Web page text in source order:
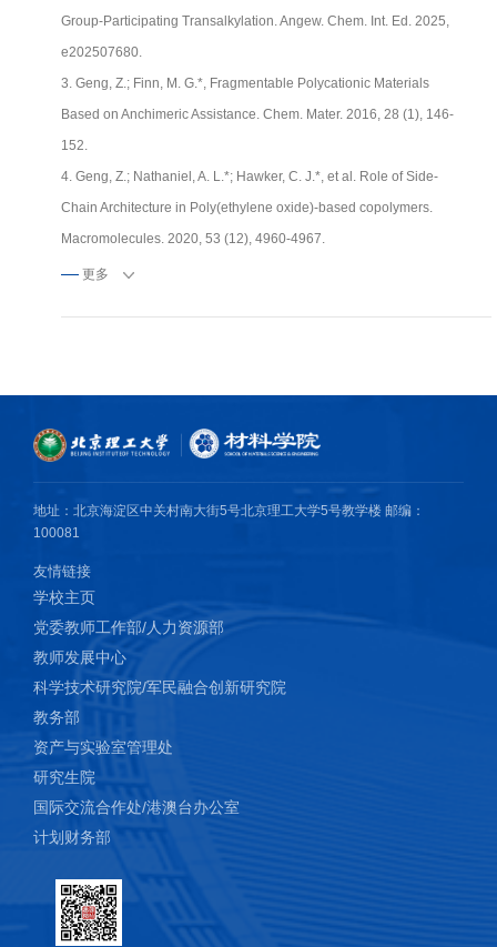
Group-Participating Transalkylation. Angew. Chem. Int. Ed. 2025,
e202507680.
3. Geng, Z.; Finn, M. G.*, Fragmentable Polycationic Materials
Based on Anchimeric Assistance. Chem. Mater. 2016, 28 (1), 146-
152.
4. Geng, Z.; Nathaniel, A. L.*; Hawker, C. J.*, et al. Role of Side-
Chain Architecture in Poly(ethylene oxide)-based copolymers.
Macromolecules. 2020, 53 (12), 4960-4967.
5. Geng, Z.; Yang, R.; Luo, Y.; Zhai, J.*, et al. Overlooked impact of
6. Luo, Y.; Geng, Z.*; He, J.*; Xia, M.; Yang, R. et al. Ultra-robust,
Self-healing Poly(urethane-urea) Elastomer with Superior Tensile
Strength and Intrinsic Flame Retardancy Enabled by Coordination
Crosslinking. ACS Appl. Mater. Interfaces. 2024, 33 (16), 43979–
43990.
更多
地址：北京海淀区中关村南大街5号北京理工大学5号教学楼 邮编：
100081
友情链接
学校主页
党委教师工作部/人力资源部
教师发展中心
科学技术研究院/军民融合创新研究院
教务部
资产与实验室管理处
研究生院
国际交流合作处/港澳台办公室
计划财务部